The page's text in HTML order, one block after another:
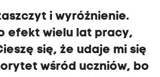
i wyróżnienie.
efekt wielu lat pracy,
się, że udaje mi się
wśród uczniów, bo